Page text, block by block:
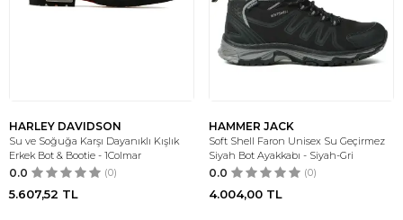
HARLEY DAVIDSON
Su ve Soğuğa Karşı Dayanıklı Kışlık
Erkek Bot & Bootie - 1Colmar
0.0 (0)
5.607,52 TL
HAMMER JACK
Soft Shell Faron Unisex Su Geçirmez
Siyah Bot Ayakkabı - Siyah-Gri
0.0 (0)
4.004,00 TL